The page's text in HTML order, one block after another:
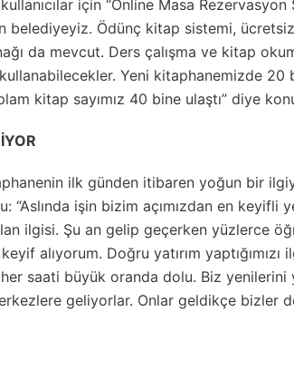
için “Online Masa Rezervasyon
belediyeyiz. Ödünç kitap sistemi,
da mevcut. Ders çalışma ve kitap
kullanabilecekler. Yeni kitaphanemizde 20
kitap sayımız 40 bine ulaştı” diye
ilk günden itibaren yoğun bir
“Aslında işin bizim açımızdan en keyifli
ilgisi. Şu an gelip geçerken yüzlerce
alıyorum. Doğru yatırım yaptığımızı
saati büyük oranda dolu. Biz yenilerini
geliyorlar. Onlar geldikçe bizler